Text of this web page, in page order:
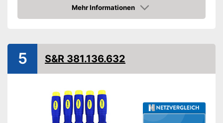
Ergonomischer Griff
Vorteile
Mehr Informationen
Amazon
5 S&R 381.136.632